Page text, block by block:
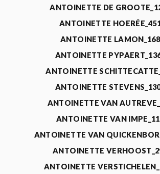
ANTOINETTE DE
ANTOINETTE
ANTOINETTE
ANTOINETTE
ANTOINETTE
ANTOINETTE
ANTOINETTE VAN
ANTOINETTE VAN
ANTOINETTE VAN
ANTOINETTE
ANTOINETTE